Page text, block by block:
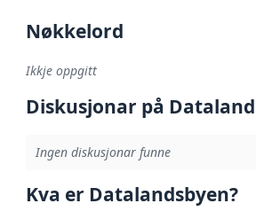
Nøkkelord
Ikkje oppgitt
Diskusjonar på
Ingen diskusjonar funne
Kva er Datalandsbyen?